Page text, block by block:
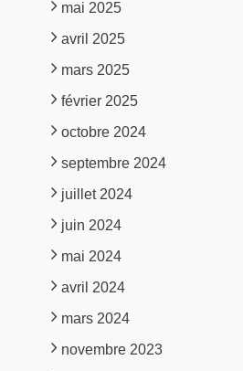
mai 2025
avril 2025
mars 2025
février 2025
octobre 2024
septembre 2024
juillet 2024
juin 2024
mai 2024
avril 2024
mars 2024
novembre 2023